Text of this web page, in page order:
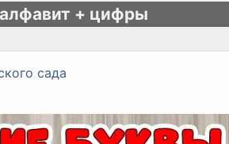
+ цифры
сада